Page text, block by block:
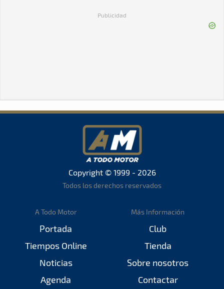
Publicidad
Copyright © 1999 - 2026
Todos los derechos reservados
A Todo Motor
Portada
Tiempos Online
Noticias
Agenda
Más Información
Club
Tienda
Sobre nosotros
Contactar